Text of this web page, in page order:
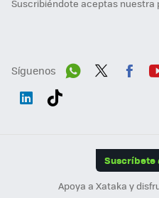
Suscribiéndote aceptas nuestra
Síguenos
Suscríbete
Apoya a Xataka y